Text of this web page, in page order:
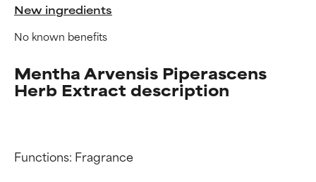
New ingredients
No known benefits
Mentha Arvensis Piperascens
Herb Extract description
Functions: Fragrance